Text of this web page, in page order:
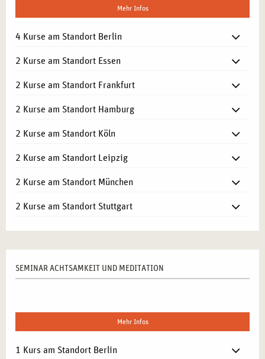
Mehr Infos
4 Kurse am Standort Berlin
2 Kurse am Standort Essen
2 Kurse am Standort Frankfurt
2 Kurse am Standort Hamburg
2 Kurse am Standort Köln
2 Kurse am Standort Leipzig
2 Kurse am Standort München
2 Kurse am Standort Stuttgart
SEMINAR ACHTSAMKEIT UND MEDITATION
Mehr Infos
1 Kurs am Standort Berlin